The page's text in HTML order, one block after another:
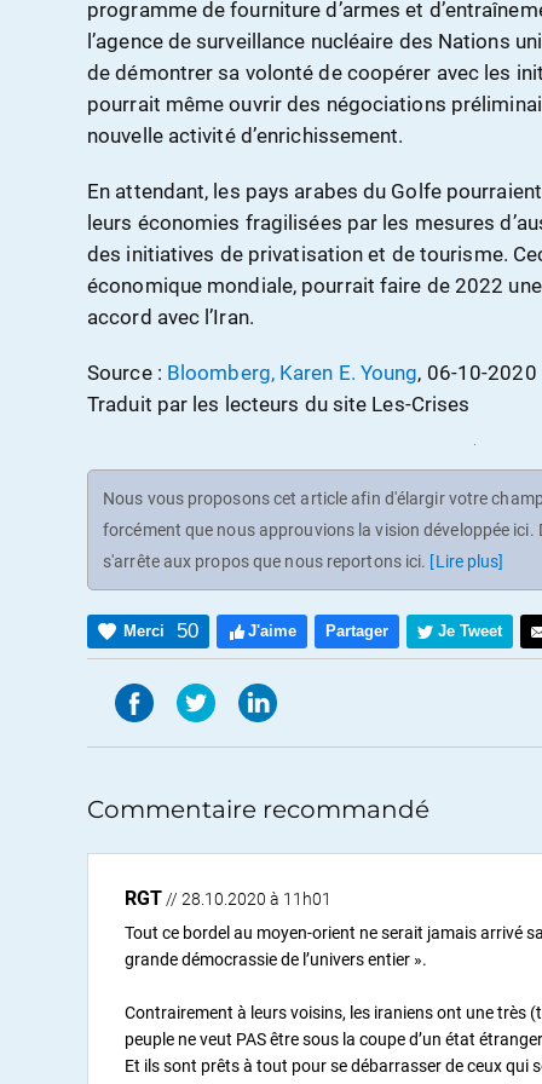
programme de fourniture d’armes et
l’agence de surveillance nucléaire des Nations
de démontrer sa volonté de coopérer avec les
pourrait même ouvrir des négociations
nouvelle activité d’enrichissement.
En attendant, les pays arabes du Golfe
leurs économies fragilisées par les mesures
des initiatives de privatisation et de tourisme.
économique mondiale, pourrait faire de 2022
accord avec l’Iran.
Source : Bloomberg, Karen E. Young, 06-10-2020
Traduit par les lecteurs du site Les-Crises
Nous vous proposons cet article afin d'élargir votre
forcément que nous approuvions la vision développée
s'arrête aux propos que nous reportons ici. [Lire plus]
Merci 50 J'aime Partager Je Tweet
Commentaire recommandé
RGT // 28.10.2020 à 11h01
Tout ce bordel au moyen-orient ne serait jamais arrivé
grande démocrassie de l’univers entier ».
Contrairement à leurs voisins, les iraniens ont une très
peuple ne veut PAS être sous la coupe d’un état
Et ils sont prêts à tout pour se débarrasser de ceux qui